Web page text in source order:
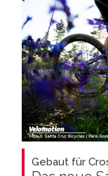
Gebaut für